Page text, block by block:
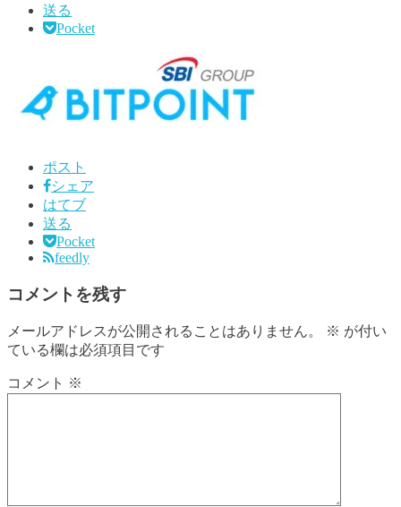
送る
Pocket
ポスト
シェア
はてブ
送る
Pocket
feedly
コメントを残す
メールアドレスが公開されることはありません。 ※ が付い
ている欄は必須項目です
コメント ※